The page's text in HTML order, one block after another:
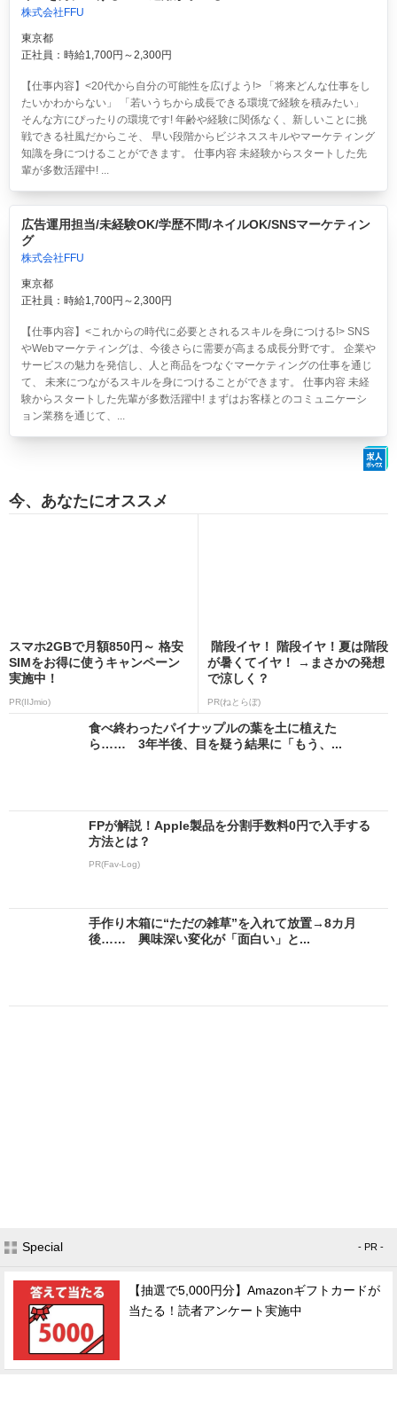
株式会社FFU
東京都
正社員：時給1,700円～2,300円
【仕事内容】<20代から自分の可能性を広げよう!> 「将来どんな仕事をし
たいかわからない」 「若いうちから成長できる環境で経験を積みたい」
そんな方にぴったりの環境です! 年齢や経験に関係なく、新しいことに挑
戦できる社風だからこそ、 早い段階からビジネススキルやマーケティング
知識を身につけることができます。 仕事内容 未経験からスタートした先
輩が多数活躍中! ...
広告運用担当/未経験OK/学歴不問/ネイルOK/SNSマーケティン
グ
株式会社FFU
東京都
正社員：時給1,700円～2,300円
【仕事内容】<これからの時代に必要とされるスキルを身につける!> SNS
やWebマーケティングは、今後さらに需要が高まる成長分野です。 企業や
サービスの魅力を発信し、人と商品をつなぐマーケティングの仕事を通じ
て、 未来につながるスキルを身につけることができます。 仕事内容 未経
験からスタートした先輩が多数活躍中! まずはお客様とのコミュニケーシ
ョン業務を通じて、...
今、あなたにオススメ
スマホ2GBで月額850円～ 格安
SIMをお得に使うキャンペーン
実施中！
PR(IIJmio)
階段イヤ！ 階段イヤ！夏は階段
が暑くてイヤ！ →まさかの発想
で涼しく？
PR(ねとらぼ)
食べ終わったパイナップルの葉を土に植えた
ら…… 3年半後、目を疑う結果に「もう、...
FPが解説！Apple製品を分割手数料0円で入手する
方法とは？
PR(Fav-Log)
手作り木箱に“ただの雑草”を入れて放置→8カ月
後…… 興味深い変化が「面白い」と...
Special - PR -
【抽選で5,000円分】Amazonギフトカードが
当たる！読者アンケート実施中